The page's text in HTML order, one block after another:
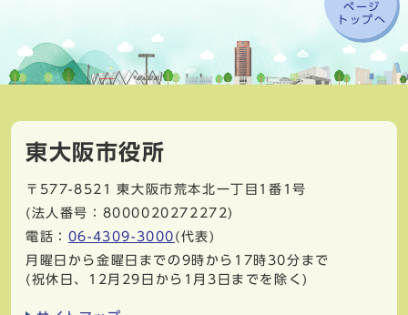
ページ
トップへ
東大阪市役所
〒577-8521
東大阪市荒本北一丁目1番1号
(法人番号：8000020272272)
電話： 06-4309-3000 (代表)
月曜日から金曜日までの9時から17時30分まで
(祝休日、12月29日から1月3日までを除く)